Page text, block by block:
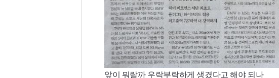
앞이 뭐랄까 우락부락하게 생겼다고 해야 되나